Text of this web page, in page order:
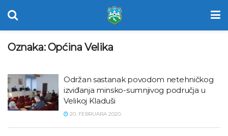
Oznaka:Općina Velika
Održan sastanak povodom netehničkog
izviđanja minsko-sumnjivog područja u
Velikoj Kladuši
20. FEBRUARA 2020.